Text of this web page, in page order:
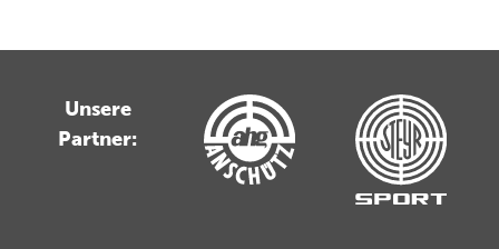
Unsere
Partner: